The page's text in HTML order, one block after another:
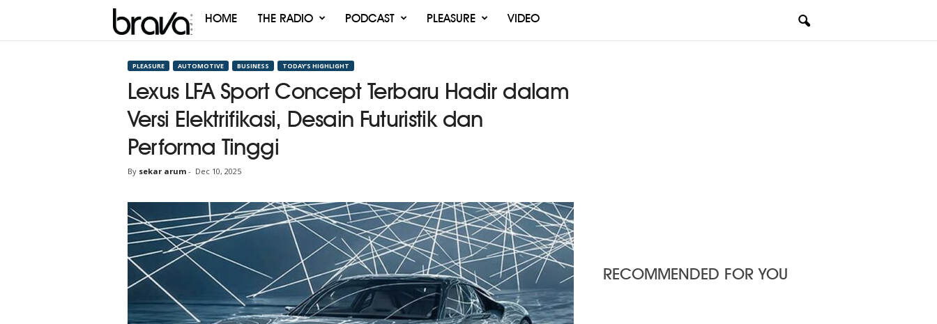
Brava
HOME THE RADIO PODCAST PLEASURE VIDEO
PLEASURE AUTOMOTIVE BUSINESS TODAY’S HIGHLIGHT
Lexus LFA Sport Concept Terbaru Hadir dalam
Versi Elektrifikasi, Desain Futuristik dan
Performa Tinggi
By sekar arum- Dec 10, 2025
RECOMMENDED FOR YOU